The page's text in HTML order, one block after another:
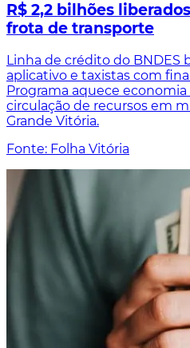
R$ 2,2 bilhões
frota de transporte
Linha de crédito do BNDES
aplicativo e taxistas com
Programa aquece
circulação de recursos em
Grande Vitória.
Fonte: Folha Vitória